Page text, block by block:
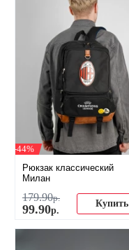
-44%
Рюкзак классический
Милан
179.90р.
99.90р.
Купить